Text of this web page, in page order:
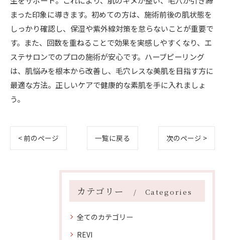
まった印象に導きます。初めての方は、施術前後の肌状態を
しっかり確認し、保湿や紫外線対策を怠らないことが重要で
す。また、回数を重ねることで効果を実感しやすくなり、エ
ステサロンでのプロの施術が安心です。ハーブピーリング
は、肌悩みを根本から改善し、毛穴レスな美肌を目指す方に
最適な方法。正しいケアで健康的な素肌を手に入れましょ
う。
< 前のページ 一覧に戻る 次のページ >
カテゴリー Categories
全てのカテゴリー
REVI